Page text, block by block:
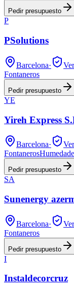
Pedir presupuesto
P
PSolutions
Barcelona·
Fontaneros
Pedir presupuesto
YE
Yireh Express
Barcelona·
Fontaneros
Pedir presupuesto
SA
Sunenergy
Barcelona·
Fontaneros
Pedir presupuesto
I
Instaldecorcruz